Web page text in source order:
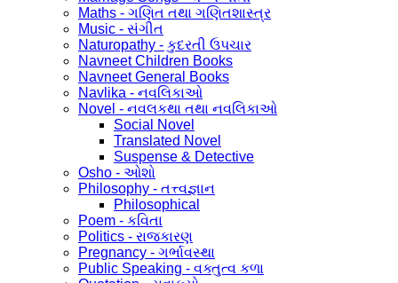
Maths - ગણિત તથા ગણિતશાસ્ત્ર
Music - સંગીત
Naturopathy - કુદરતી ઉપચાર
Navneet Children Books
Navneet General Books
Navlika - નવલિકાઓ
Novel - નવલકથા તથા નવલિકાઓ
Social Novel
Translated Novel
Suspense & Detective
Osho - ઓશો
Philosophy - તત્ત્વજ્ઞાન
Philosophical
Poem - કવિતા
Politics - રાજકારણ
Pregnancy - ગર્ભાવસ્થા
Public Speaking - વક્તુત્વ કળા